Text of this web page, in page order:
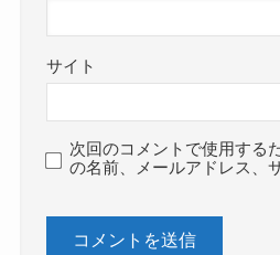
サイト
次回のコメントで使用する
の名前、メールアドレス、